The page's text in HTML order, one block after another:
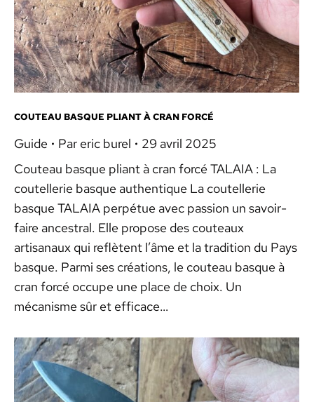
COUTEAU BASQUE PLIANT À CRAN FORCÉ
Guide Par eric burel
29 avril 2025
Couteau basque pliant à cran forcé TALAIA : La
coutellerie basque authentique La coutellerie
basque TALAIA perpétue avec passion un savoir-
faire ancestral. Elle propose des couteaux
artisanaux qui reflètent l’âme et la tradition du Pays
basque. Parmi ses créations, le couteau basque à
cran forcé occupe une place de choix. Un
mécanisme sûr et efficace…